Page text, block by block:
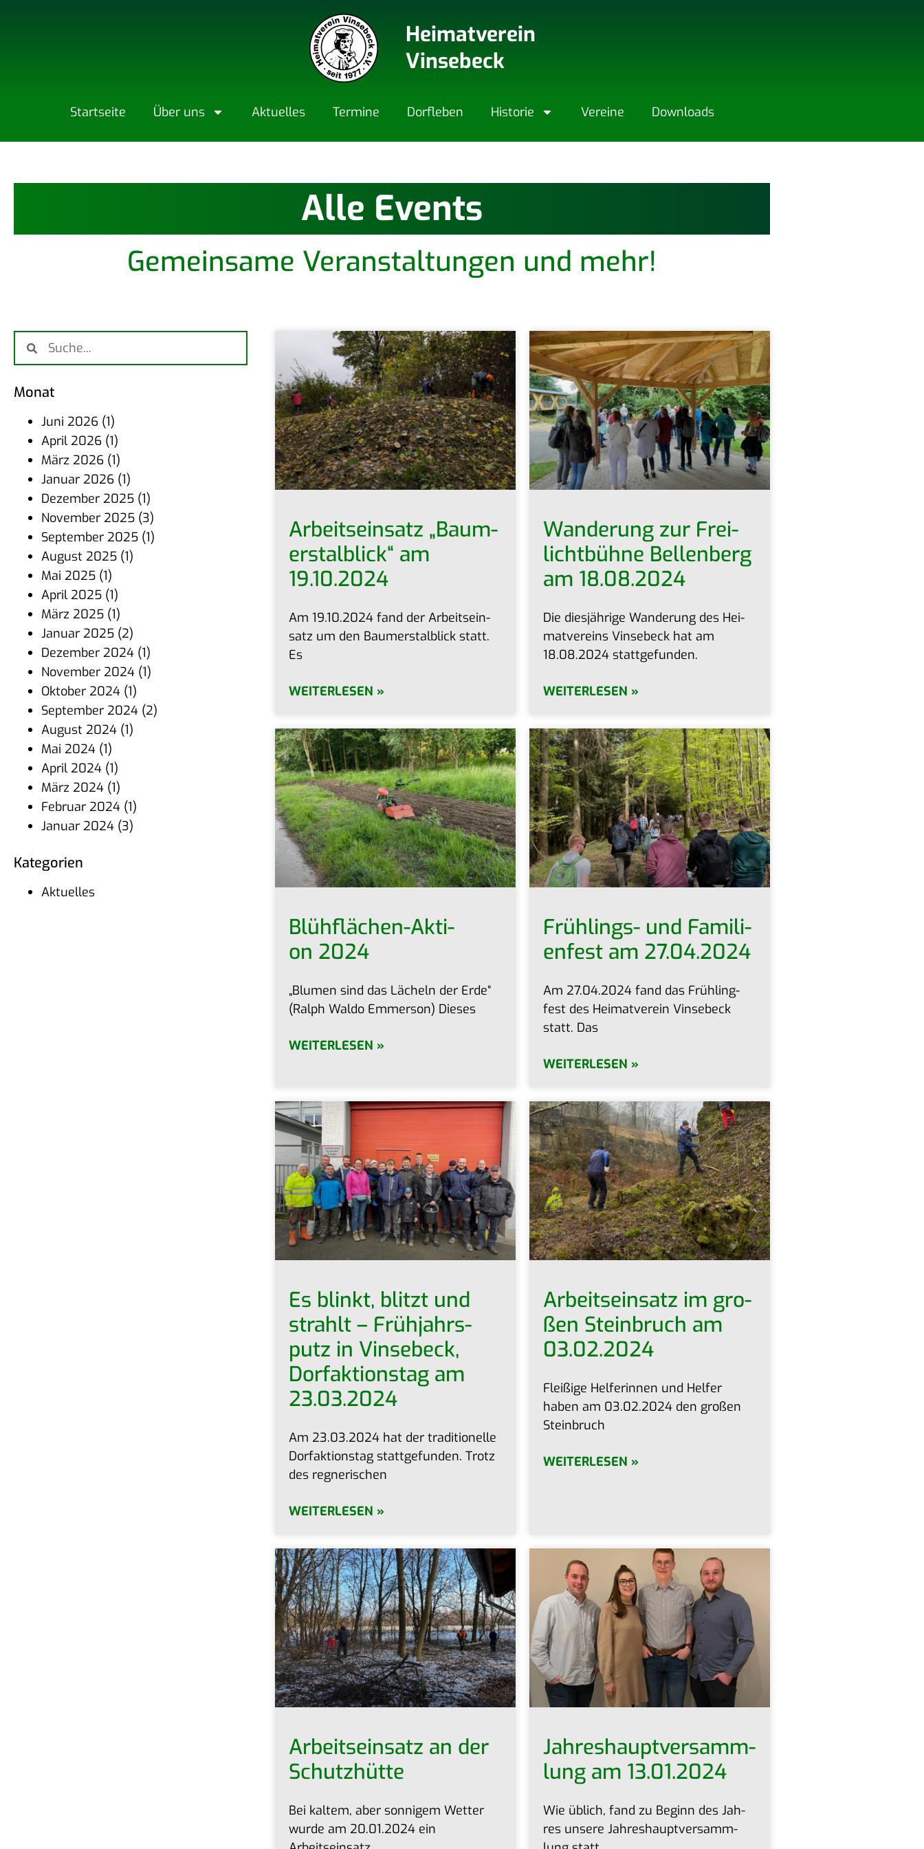
Heimatverein
Vinsebeck
Start­sei­te Über uns Aktu­el­les Ter­mi­ne Dorf­le­ben His­to­rie Ver­ei­ne Down­loads
Alle Events
Gemeinsame Veranstaltungen und mehr!
Monat
Juni 2026 (1)
April 2026 (1)
März 2026 (1)
Januar 2026 (1)
Dezember 2025 (1)
November 2025 (3)
September 2025 (1)
August 2025 (1)
Mai 2025 (1)
April 2025 (1)
März 2025 (1)
Januar 2025 (2)
Dezember 2024 (1)
November 2024 (1)
Oktober 2024 (1)
September 2024 (2)
August 2024 (1)
Mai 2024 (1)
April 2024 (1)
März 2024 (1)
Februar 2024 (1)
Januar 2024 (3)
Kate­go­rien
Aktuelles
Arbeits­ein­satz „Baum­
erstal­blick“ am
19.10.2024
Am 19.10.2024 fand der Arbeits­ein­
satz um den Baum­erstal­blick statt.
Es
WEITERLESEN »
Wan­de­rung zur Frei­
licht­büh­ne Bel­len­berg
am 18.08.2024
Die dies­jäh­ri­ge Wan­de­rung des Hei­
mat­ver­eins Vin­se­beck hat am
18.08.2024 stattgefunden.
WEITERLESEN »
Blüh­flä­chen-Akti­
on 2024
„Blu­men sind das Lächeln der Erde“
(Ralph Wal­do Emmer­son) Dieses
WEITERLESEN »
Früh­lings- und Fami­li­
en­fest am 27.04.2024
Am 27.04.2024 fand das Früh­ling­
fest des Hei­mat­ver­ein Vin­se­beck
statt. Das
WEITERLESEN »
Es blinkt, blitzt und
strahlt – Früh­jahrs­
putz in Vin­se­beck,
Dorf­ak­ti­ons­tag am
23.03.2024
Am 23.03.2024 hat der tra­di­tio­nel­le
Dorf­ak­ti­ons­tag statt­ge­fun­den. Trotz
des regnerischen
WEITERLESEN »
Arbeits­ein­satz im gro­
ßen Stein­bruch am
03.02.2024
Flei­ßi­ge Hel­fe­rin­nen und Hel­fer
haben am 03.02.2024 den gro­ßen
Steinbruch
WEITERLESEN »
Arbeits­ein­satz an der
Schutzhütte
Bei kal­tem, aber son­ni­gem Wet­ter
wur­de am 20.01.2024 ein
Jah­res­haupt­ver­samm­
lung am 13.01.2024
Wie üblich, fand zu Beginn des Jah­
res unse­re Jah­res­haupt­ver­samm­